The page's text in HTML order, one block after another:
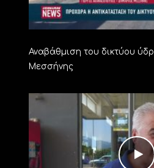
Αναβάθμιση του δικτύου
Μεσσήνης